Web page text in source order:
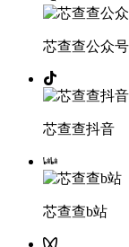
芯查查公众号
芯查查抖音
芯查查b站